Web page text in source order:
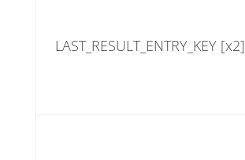
LAST_RESULT_ENTRY_KEY [x2]